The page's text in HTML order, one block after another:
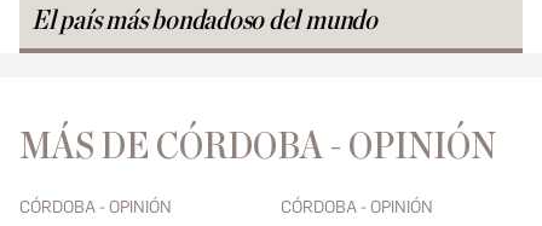
El país más bondadoso del mundo
MÁS DE CÓRDOBA - OPINIÓN
CÓRDOBA - OPINIÓN CÓRDOBA - OPINIÓN